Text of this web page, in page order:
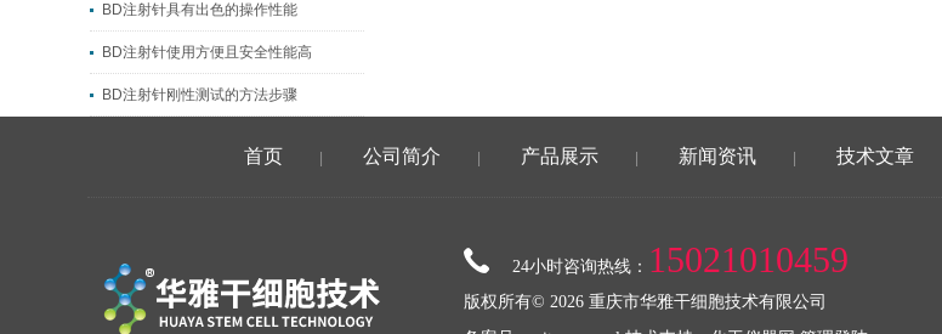
BD注射针具有出色的操作性能
BD注射针使用方便且安全性能高
BD注射针刚性测试的方法步骤
首页 公司简介 产品展示 新闻资讯 技术文章
24小时咨询热线： 15021010459
版权所有© 2026 重庆市华雅干细胞技术有限公司